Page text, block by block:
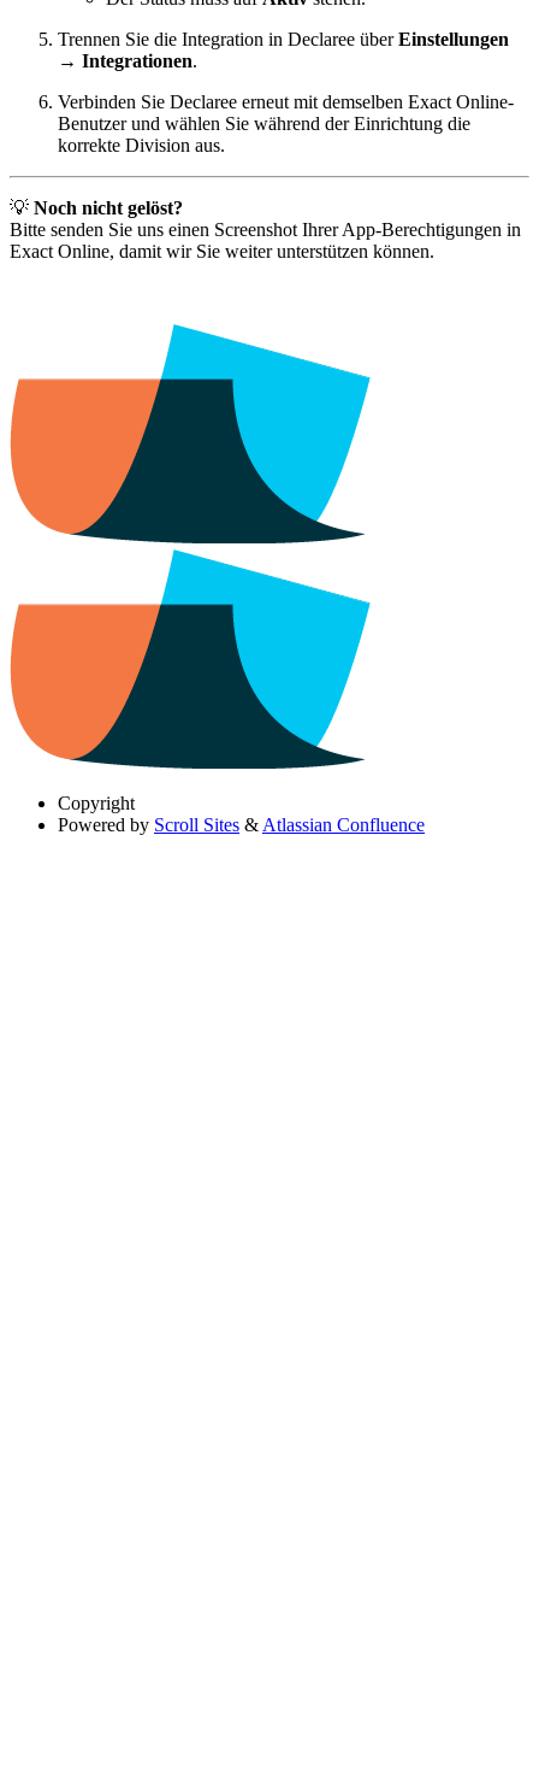
Trennen Sie die Integration in Declaree überEinstellungen
→ Integrationen.
Verbinden Sie Declaree erneut mit demselben Exact Online-
Benutzer und wählen Sie während der Einrichtung die
korrekte Division aus.
💡 Noch nicht gelöst?
Bitte senden Sie uns einen Screenshot Ihrer App-Berechtigungen in
Exact Online, damit wir Sie weiter unterstützen können.
Copyright
Powered by Scroll Sites & Atlassian Confluence